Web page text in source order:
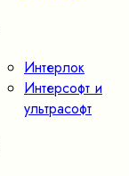
Интерлок
Интерсофт и
ультрасофт